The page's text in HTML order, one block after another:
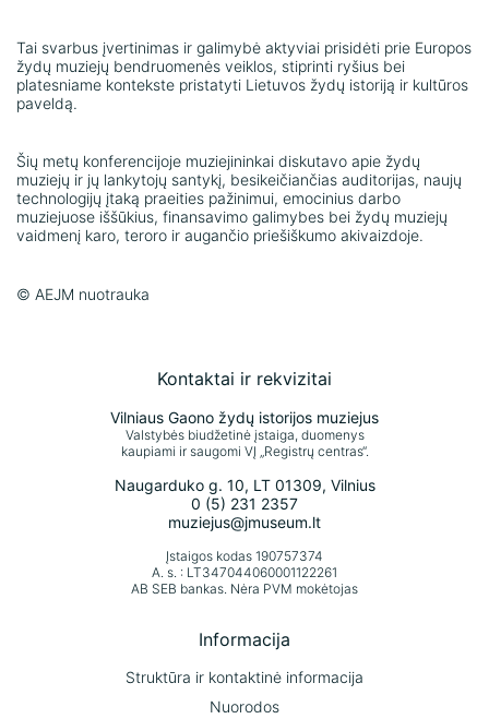
Tai svarbus įvertinimas ir galimybė aktyviai prisidėti prie Europos
žydų muziejų bendruomenės veiklos, stiprinti ryšius bei
platesniame kontekste pristatyti Lietuvos žydų istoriją ir kultūros
paveldą.
Šių metų konferencijoje muziejininkai diskutavo apie žydų
muziejų ir jų lankytojų santykį, besikeičiančias auditorijas, naujų
technologijų įtaką praeities pažinimui, emocinius darbo
muziejuose iššūkius, finansavimo galimybes bei žydų muziejų
vaidmenį karo, teroro ir augančio priešiškumo akivaizdoje.
© AEJM nuotrauka
Kontaktai ir rekvizitai
Vilniaus Gaono žydų istorijos muziejus
Valstybės biudžetinė įstaiga, duomenys
kaupiami ir saugomi VĮ „Registrų centras“.
Naugarduko g. 10, LT 01309, Vilnius
0 (5) 231 2357
muziejus@jmuseum.lt
Įstaigos kodas 190757374
A. s. : LT347044060001122261
AB SEB bankas. Nėra PVM mokėtojas
Informacija
Struktūra ir kontaktinė informacija
Nuorodos